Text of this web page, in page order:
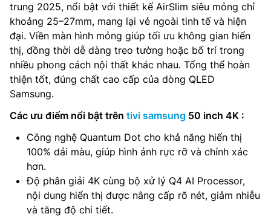
trung 2025, nổi bật với thiết kế AirSlim siêu mỏng chỉ
khoảng 25–27mm, mang lại vẻ ngoài tinh tế và hiện
đại. Viền màn hình mỏng giúp tối ưu không gian hiển
thị, đồng thời dễ dàng treo tường hoặc bố trí trong
nhiều phong cách nội thất khác nhau. Tổng thể hoàn
thiện tốt, đúng chất cao cấp của dòng QLED
Samsung.
Các ưu điểm nổi bật trên tivi samsung 50 inch 4K :
Công nghệ Quantum Dot cho khả năng hiển thị
100% dải màu, giúp hình ảnh rực rỡ và chính xác
hơn.
Độ phân giải 4K cùng bộ xử lý Q4 AI Processor,
nội dung hiển thị được nâng cấp rõ nét, giảm nhiễu
và tăng độ chi tiết.